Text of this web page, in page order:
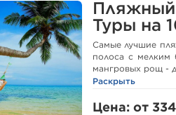
Туры на
Самые лучшие
полоса с мелким
мангровых рощ -
Раскрыть
Цена: от 334